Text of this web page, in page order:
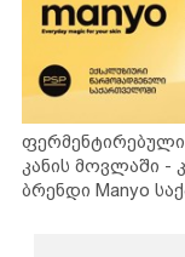
ფერმენტირებული
კანის მოვლაში -
ბრენდი Manyo